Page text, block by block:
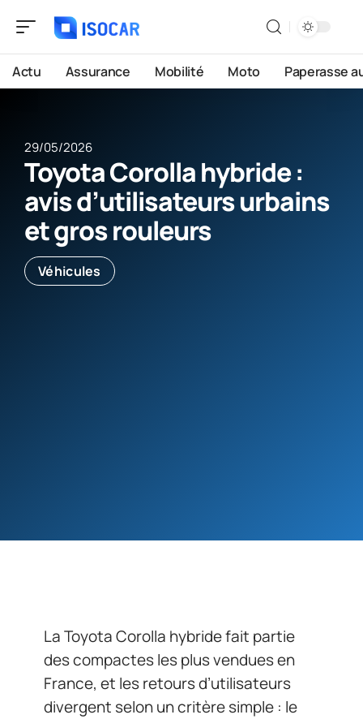
Actu Assurance Mobilité Moto Paperasse
29/05/2026
Toyota Corolla hybride :
avis d’utilisateurs urbains
et gros rouleurs
Véhicules
La Toyota Corolla hybride fait partie
des compactes les plus vendues en
France, et les retours d’utilisateurs
divergent selon un critère simple : le